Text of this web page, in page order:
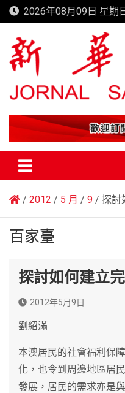
Skip
to
content
2026年08月09日 星期
新華澳報
2012 5 月 9 探討
百家臺
探討如何建立
2012年5月9日
劉紹滿
本澳居民的社會福利保
化，也令到周邊地區居
發展，居民的需求亦是